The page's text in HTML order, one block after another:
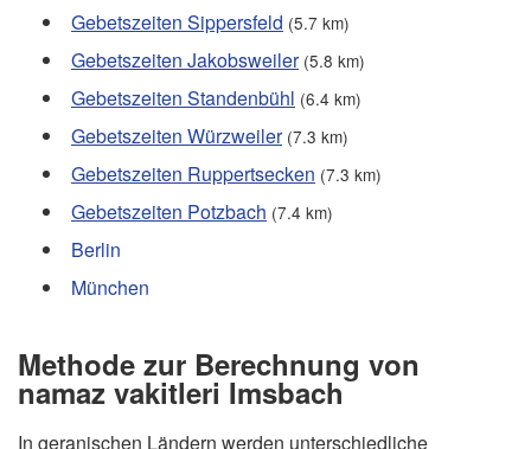
Gebetszeiten Sippersfeld (5.7 km)
Gebetszeiten Jakobsweiler (5.8 km)
Gebetszeiten Standenbühl (6.4 km)
Gebetszeiten Würzweiler (7.3 km)
Gebetszeiten Ruppertsecken (7.3 km)
Gebetszeiten Potzbach (7.4 km)
Berlin
München
Methode zur Berechnung von
namaz vakitleri Imsbach
In geranischen Ländern werden unterschiedliche